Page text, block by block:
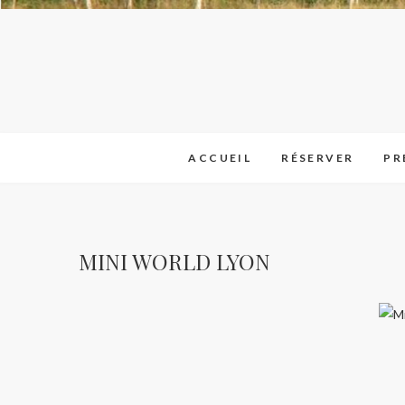
ACCUEIL RÉSERVER
MINI WORLD LYON